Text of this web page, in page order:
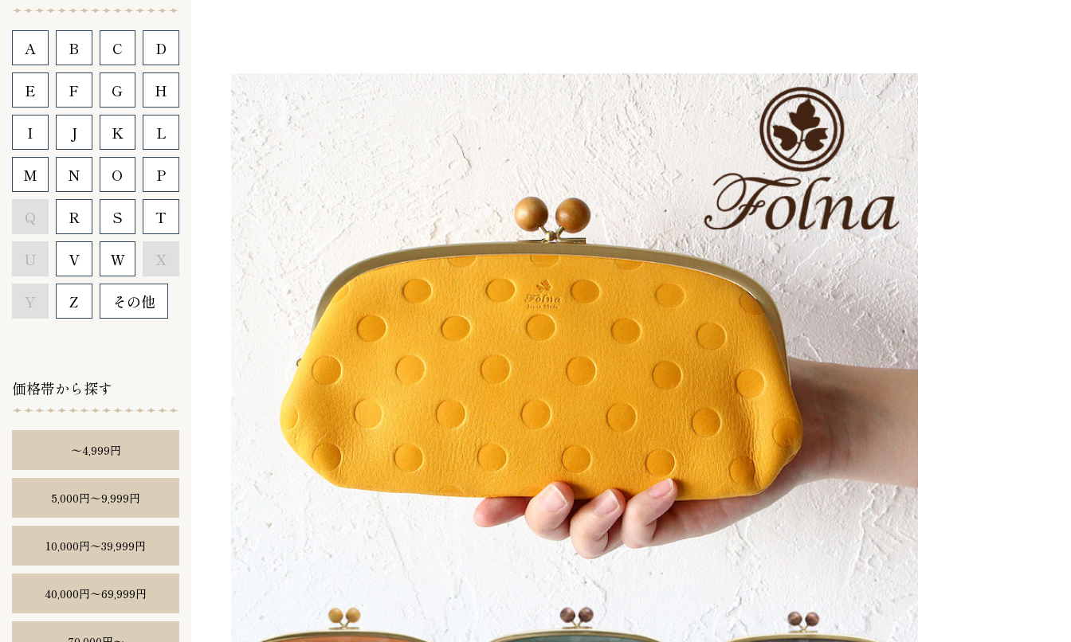
A B C D
E F G H
I J K L
M N O P
Q R S T
U V W X
Y Z その他
価格帯から探す
〜4,999円
5,000円〜9,999円
10,000円〜39,999円
40,000円〜69,999円